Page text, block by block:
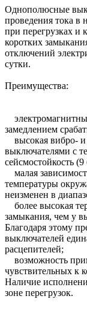
Однополюсные
проведения тока в
при перегрузках и
коротких
отключений
сутки.
Преимущества:
замедлением
высокая вибро- и
выключателями с
сейсмостойкость
малая
температуры
неизменен в
более высокая
замыкания, чем у
Благодаря этому
выключателей
расцепителей;
возможность
чувствительных к
Наличие
зоне перегрузок.